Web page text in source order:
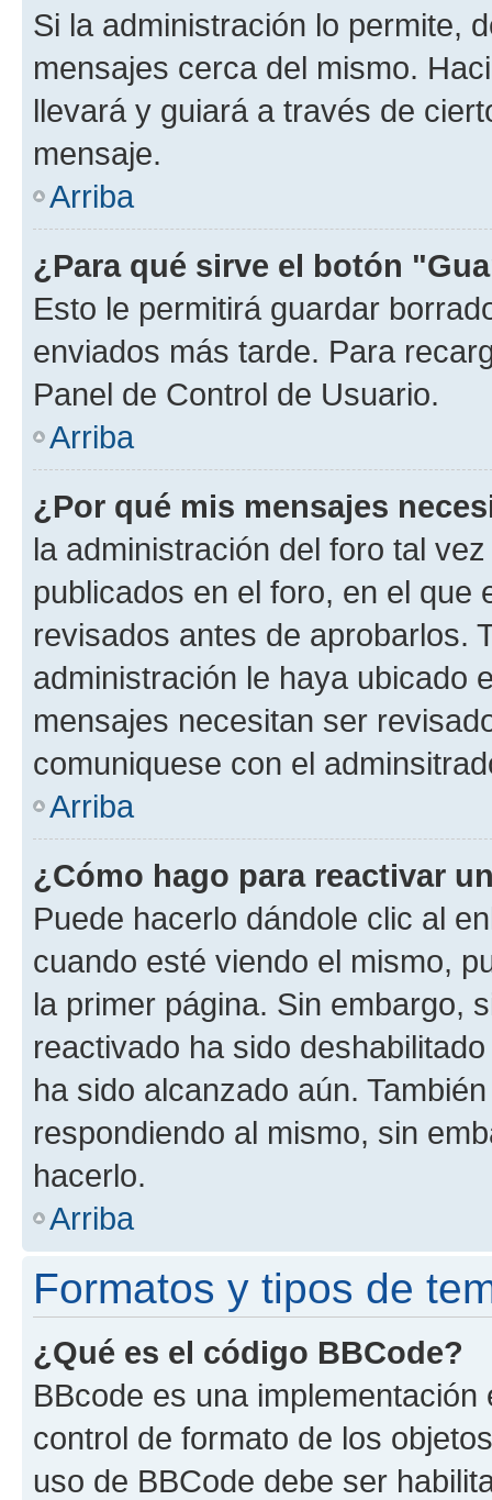
Si la administración lo permite,
mensajes cerca del mismo.
llevará y guiará a través de
mensaje.
Arriba
¿Para qué sirve el botón
Esto le permitirá guardar
enviados más tarde. Para
Panel de Control de Usuario.
Arriba
¿Por qué mis mensajes
la administración del foro tal
publicados en el foro, en el
revisados antes de aprobarlos.
administración le haya ubicado
mensajes necesitan ser
comuniquese con el
Arriba
¿Cómo hago para reactivar
Puede hacerlo dándole clic al
cuando esté viendo el mismo,
la primer página. Sin embargo,
reactivado ha sido
ha sido alcanzado aún.
respondiendo al mismo, sin
hacerlo.
Arriba
Formatos y tipos de
¿Qué es el código BBCode?
BBcode es una
control de formato de los
uso de BBCode debe ser